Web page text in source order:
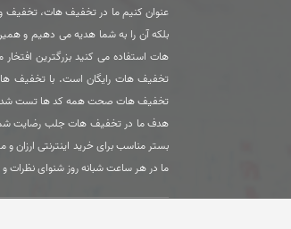
عنوان کنیم ما در تخفیف هات، تخفیف
بلکه آن را به شما هدیه می دهیم و
هات استفاده می کنید بزرگترین
تخفیف هات رایگان است. با تخفیف
تخفیف هات صحت همه کد ها تست شده
هدف ما در تخفیف هات جلب رضایت
بستر مناسب برای خرید اینترنتی ارزان
ما در هر ساعت شبانه روز شنوای نظرات